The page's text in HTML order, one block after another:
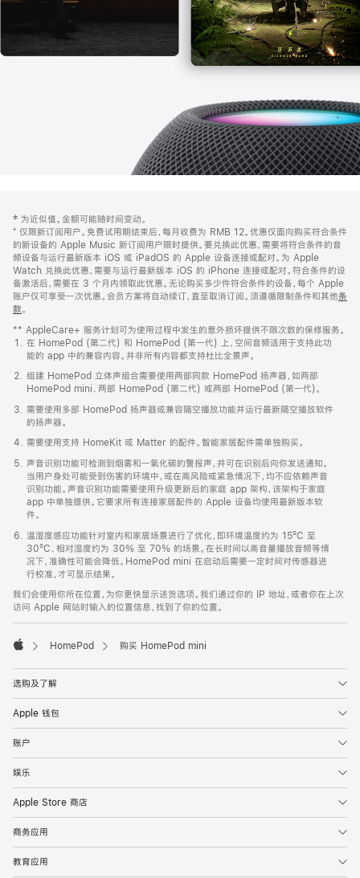
页
页
脚
注
‡ 为近似值。金额可能随时间变动。
⁺ 仅限新订阅用户。免费试用期结束后，每月收费为 RMB 12。优惠仅面向购买符合条件
的新设备的 Apple Music 新订阅用户限时提供。要兑换此优惠，需要将符合条件的音
频设备与运行最新版本 iOS 或 iPadOS 的 Apple 设备连接或配对。为 Apple
Watch 兑换此优惠，需要与运行最新版本 iOS 的 iPhone 连接或配对。符合条件的设
备激活后，需要在 3 个月内领取此优惠。无论购买多少件符合条件的设备，每个 Apple
账户仅可享受一次优惠。会员方案将自动续订，直至取消订阅。须遵循限制条件和其他条
款。
窗
口
中
打
开)
** AppleCare+ 服务计划可为使用过程中发生的意外损坏提供不限次数的保修服务。
在 HomePod (第二代) 和 HomePod (第一代) 上，空间音频适用于支持此功
能的 app 中的兼容内容。并非所有内容都支持杜比全景声。
组建 HomePod 立体声组合需要使用两部同款 HomePod 扬声器，如两部
HomePod mini、两部 HomePod (第二代) 或两部 HomePod (第一代)。
需要使用多部 HomePod 扬声器或兼容隔空播放功能并运行最新隔空播放软件
的扬声器。
需要使用支持 HomeKit 或 Matter 的配件。智能家居配件需单独购买。
声音识别功能可检测到烟雾和一氧化碳的警报声，并可在识别后向你发送通知。
当用户身处可能受到伤害的环境中，或在高风险或紧急情况下，均不应依赖声音
识别功能。声音识别功能需要使用升级更新后的家庭 app 架构，该架构于家庭
app 中单独提供。它要求所有连接家居配件的 Apple 设备均使用最新版本软
件。
温湿度感应功能针对室内和家居场景进行了优化，即环境温度约为 15ºC 至
30ºC、相对湿度约为 30% 至 70% 的场景。在长时间以高音量播放音频等情
况下，准确性可能会降低。HomePod mini 在启动后需要一定时间对传感器进
行校准，才可显示结果。
我们会使用你所在位置，为你更快显示送货选项。我们通过你的 IP 地址，或者你在上次
访问 Apple 网站时输入的位置信息，找到了你的位置。
HomePod 购买 HomePod mini
选购及了解
Apple 钱包
账户
娱乐
Apple Store 商店
商务应用
教育应用